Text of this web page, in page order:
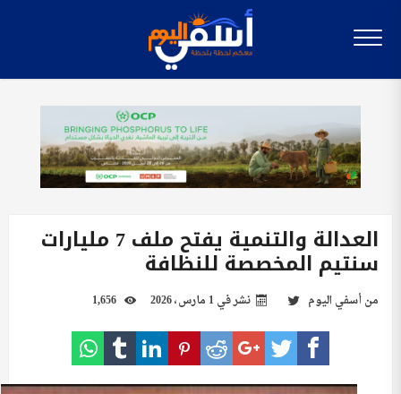
العدالة والتنمية يفتح ملف 7 مليارات
سنتيم المخصصة للنظافة
منأسفي اليوم نشر في1 مارس، 2026